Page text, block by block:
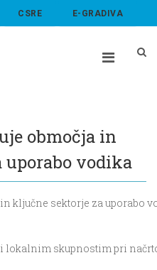
CSRE E-GRADIVA
območja in
vodika
ključne sektorje za uporabo
lokalnim skupnostim pri